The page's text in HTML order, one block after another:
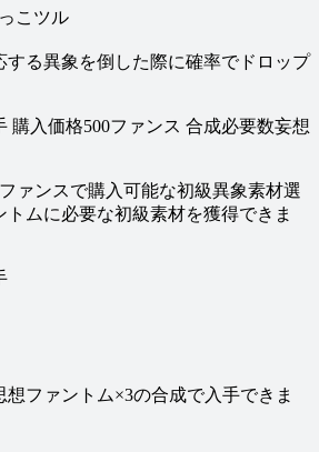
こツル
する異象を倒した際に確率でドロップ
購入価格500ファンス 合成必要数妄想
ァンスで購入可能な初級異象素材選
ムに必要な初級素材を獲得できま
ファントム×3の合成で入手できま